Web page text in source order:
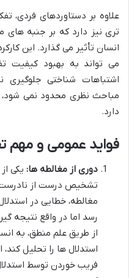
علاوه بر دستاوردهای فردی،
تری نیز دارد که بر جنبه های
انسان تأثیر می گذارد. این
می تواند به بهبود کیفیت
اشتباهات شناختی جلوگیری
مباحث نظری محدود نمی شود،
دارد.
فواید عمومی و مهم
دوری از مغالطه ها: یکی
تشخیص درست از نادرست
مغالطه، خطایی در
رسد اما در واقع نتیجه
از طریق علم منطق، به
استدلال ها را تحلیل کند،
فریب خوردن توسط